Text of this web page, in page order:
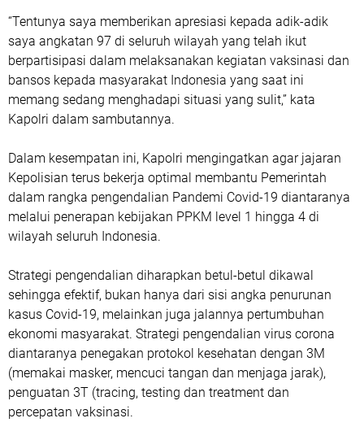
“Tentunya saya memberikan apresiasi kepada adik-adik
saya angkatan 97 di seluruh wilayah yang telah ikut
berpartisipasi dalam melaksanakan kegiatan vaksinasi dan
bansos kepada masyarakat Indonesia yang saat ini
memang sedang menghadapi situasi yang sulit,” kata
Kapolri dalam sambutannya.
Dalam kesempatan ini, Kapolri mengingatkan agar jajaran
Kepolisian terus bekerja optimal membantu Pemerintah
dalam rangka pengendalian Pandemi Covid-19 diantaranya
melalui penerapan kebijakan PPKM level 1 hingga 4 di
wilayah seluruh Indonesia.
Strategi pengendalian diharapkan betul-betul dikawal
sehingga efektif, bukan hanya dari sisi angka penurunan
kasus Covid-19, melainkan juga jalannya pertumbuhan
ekonomi masyarakat. Strategi pengendalian virus corona
diantaranya penegakan protokol kesehatan dengan 3M
(memakai masker, mencuci tangan dan menjaga jarak),
penguatan 3T (tracing, testing dan treatment dan
percepatan vaksinasi.